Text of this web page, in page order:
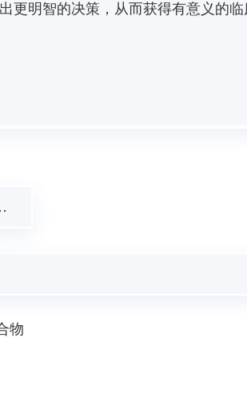
更明智的决策，从而获得有意义的
滥用阿片类药物
物